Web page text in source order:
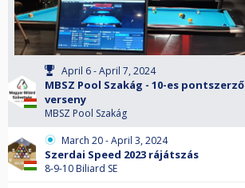
April 6 - April 7, 2024
MBSZ Pool Szakág - 10-es pontszerző
verseny
MBSZ Pool Szakág
March 20 - April 3, 2024
Szerdai Speed 2023 rájátszás
8-9-10 Biliard SE